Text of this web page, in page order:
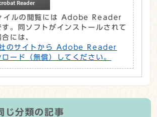
イルの閲覧には Adobe Reader
す。同ソフトがインストールされて
には、
のサイトから Adobe Reader
ロード（無償）してください。
じ分類の記事